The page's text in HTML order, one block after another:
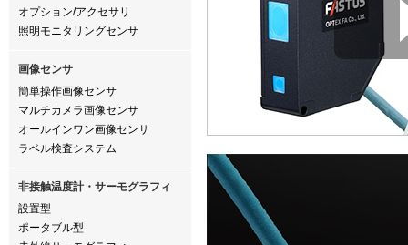
オプション/アクセサリ
照明モニタリングセンサ
画像センサ
簡単操作画像センサ
マルチカメラ画像センサ
オールインワン画像センサ
ラベル検査システム
非接触温度計・サーモグラフィ
設置型
ポータブル型